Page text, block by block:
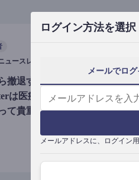
ログイン方法を選択
メールでロ
メールアドレスに、ログイン
ュースレター
撤退するメ
は医療記事
て貴重な存
い距離